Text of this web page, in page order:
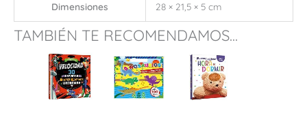
Dimensiones 28 × 21,5 × 5 cm
TAMBIÉN TE RECOMENDAMOS...